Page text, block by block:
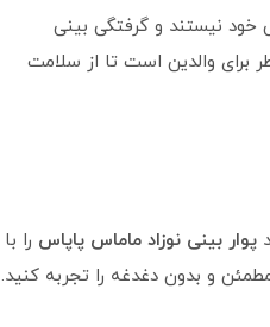
خود نیستند و گرفتگی بینی
برای والدین است تا از سلامت
پوار بینی نوزاد ماماس پاپاس را با
و بدون دغدغه را تجربه کنید.